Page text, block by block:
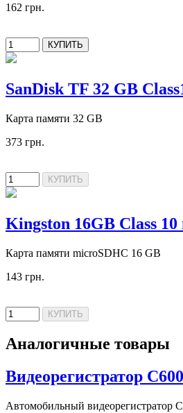
162 грн.
SanDisk TF 32 GB
Карта памяти 32 GB
373 грн.
Kingston 16GB Class
Карта памяти microSDHC 16 GB
143 грн.
Аналогичные товары
Видеорегистратор C600
Автомобильный видеорегистратор